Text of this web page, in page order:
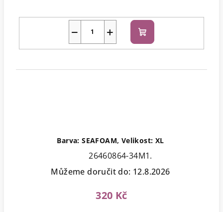
+
− Do
košíku
Barva: SEAFOAM, Velikost: XL
26460864-34M1.
Můžeme doručit do: 12.8.2026
320 Kč